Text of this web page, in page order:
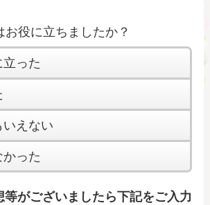
お役に立ちましたか？
った
いえない
った
等がございましたら下記をご入力